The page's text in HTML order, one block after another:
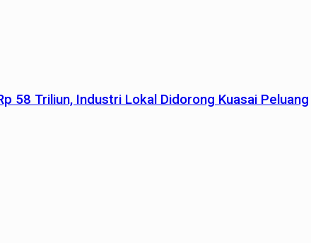
58 Triliun, Industri Lokal Didorong Kuasai Peluang